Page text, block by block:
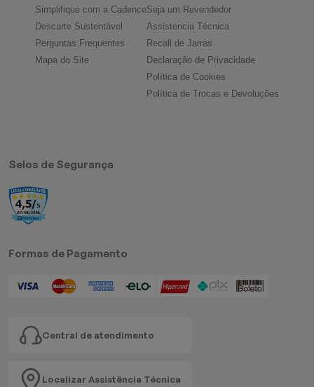
Simplifique com a Cadence
Descarte Sustentável
Perguntas Frequentes
Mapa do Site
Seja um Revendedor
Assistencia Técnica
Recall de Jarras
Declaração de Privacidade
Política de Cookies
Política de Trocas e Devoluções
Selos de Segurança
Formas de Pagamento
Central de atendimento
Localizar Assistência Técnica